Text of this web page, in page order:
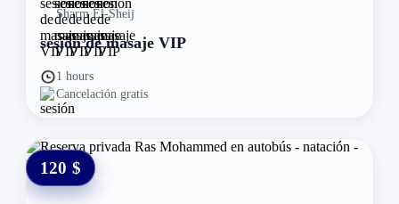
Sharm El-Sheij
sesión de masaje VIP
1 hours
Cancelación gratis
120 $